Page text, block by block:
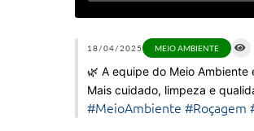
18/04/2025 MEIO AMBIENTE
🌿 A equipe do Meio
Mais cuidado, limpeza e
#MeioAmbiente #Roçagem